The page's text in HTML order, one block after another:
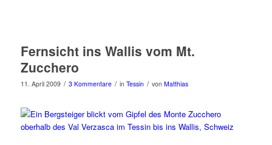
Fernsicht ins Wallis vom Mt.
Zucchero
11. April 2009 / 3 Kommentare / in Tessin / von Matthias